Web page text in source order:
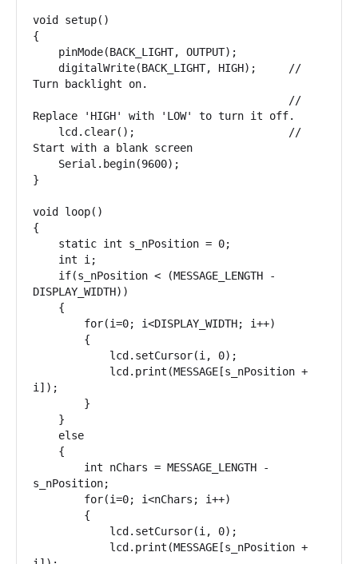
void setup()
{
Turn backlight on.
Replace 'HIGH' with 'LOW' to turn it off.
Start with a blank screen
}
void loop()
{
DISPLAY_WIDTH))
i]);
s_nPosition;